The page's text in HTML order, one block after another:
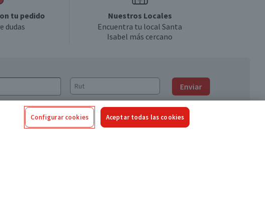
tu pedido
dudas
Nuestros Locales
Encuentra tu local Santa
Isabel más cercano
Enviar
Configurar cookies Aceptar todas las cookies